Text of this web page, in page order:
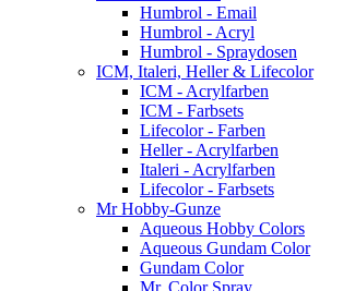
Humbrol - Email
Humbrol - Acryl
Humbrol - Spraydosen
ICM, Italeri, Heller & Lifecolor
ICM - Acrylfarben
ICM - Farbsets
Lifecolor - Farben
Heller - Acrylfarben
Italeri - Acrylfarben
Lifecolor - Farbsets
Mr Hobby-Gunze
Aqueous Hobby Colors
Aqueous Gundam Color
Gundam Color
Mr. Color Spray